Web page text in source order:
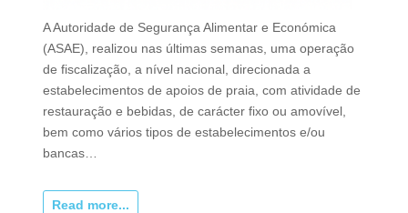
A Autoridade de Segurança Alimentar e Económica
(ASAE), realizou nas últimas semanas, uma operação
de fiscalização, a nível nacional, direcionada a
estabelecimentos de apoios de praia, com atividade de
restauração e bebidas, de carácter fixo ou amovível,
bem como vários tipos de estabelecimentos e/ou
bancas…
Read more...